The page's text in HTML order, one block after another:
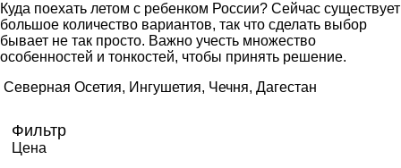
Куда поехать летом с ребенком России? Сейчас существует
большое количество вариантов, так что сделать выбор
бывает не так просто. Важно учесть множество
особенностей и тонкостей, чтобы принять решение.
Северная Осетия, Ингушетия, Чечня, Дагестан
Фильтр
Цена